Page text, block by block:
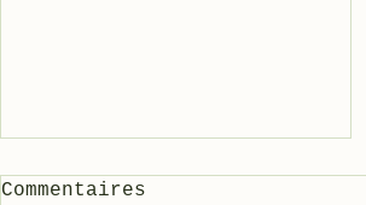
Commentaires